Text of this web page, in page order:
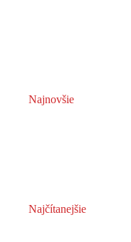
Najnovšie
Najčítanejšie